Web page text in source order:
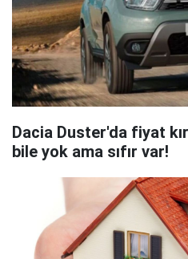
Dacia Duster'da fiyat
bile yok ama sıfır var!